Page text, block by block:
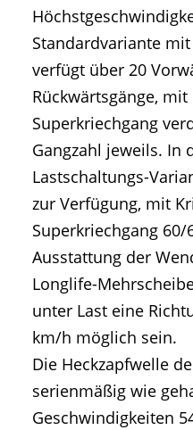
Standardvariante
verfügt über 20
Rückwärtsgänge,
Superkriechgang
Gangzahl jeweils. In
Lastschaltungs-
zur Verfügung, mit
Superkriechgang
Ausstattung der
Longlife-
unter Last eine
km/h möglich sein.
Die Heckzapfwelle
serienmäßig wie
Geschwindigkeiten